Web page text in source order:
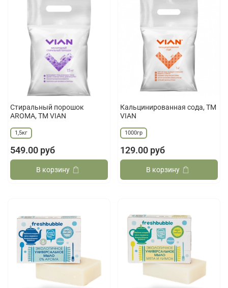
Стиральный порошок
AROMA, ТМ VIAN
1,5кг
549.00 руб
В корзину
Кальцинированная сода, ТМ
VIAN
1000гр
129.00 руб
В корзину